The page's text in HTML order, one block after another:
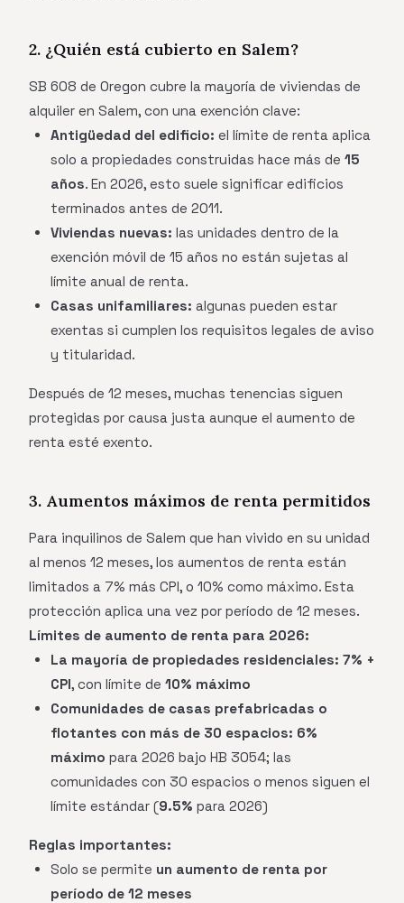
2. ¿Quién está cubierto en Salem?
SB 608 de Oregon cubre la mayoría de viviendas de
alquiler en Salem, con una exención clave:
Antigüedad del edificio: el límite de renta aplica
solo a propiedades construidas hace más de 15
años. En 2026, esto suele significar edificios
terminados antes de 2011.
Viviendas nuevas: las unidades dentro de la
exención móvil de 15 años no están sujetas al
límite anual de renta.
Casas unifamiliares: algunas pueden estar
exentas si cumplen los requisitos legales de aviso
y titularidad.
Después de 12 meses, muchas tenencias siguen
protegidas por causa justa aunque el aumento de
renta esté exento.
3. Aumentos máximos de renta permitidos
Para inquilinos de Salem que han vivido en su unidad
al menos 12 meses, los aumentos de renta están
limitados a 7% más CPI, o 10% como máximo. Esta
protección aplica una vez por período de 12 meses.
Límites de aumento de renta para 2026:
La mayoría de propiedades residenciales: 7% +
CPI, con límite de 10% máximo
Comunidades de casas prefabricadas o
flotantes con más de 30 espacios: 6%
máximo para 2026 bajo HB 3054; las
comunidades con 30 espacios o menos siguen el
límite estándar (9.5% para 2026)
Reglas importantes:
Solo se permite un aumento de renta por
período de 12 meses